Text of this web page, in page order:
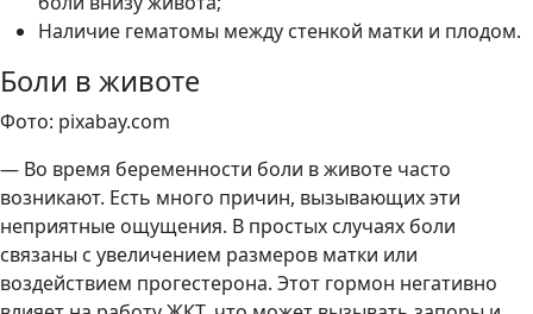
Наличие гематомы между стенкой матки и плодом.
Боли в животе
Фото: pixabay.com
— Во время беременности боли в животе часто
возникают. Есть много причин, вызывающих эти
неприятные ощущения. В простых случаях боли
связаны с увеличением размеров матки или
воздействием прогестерона. Этот гормон негативно